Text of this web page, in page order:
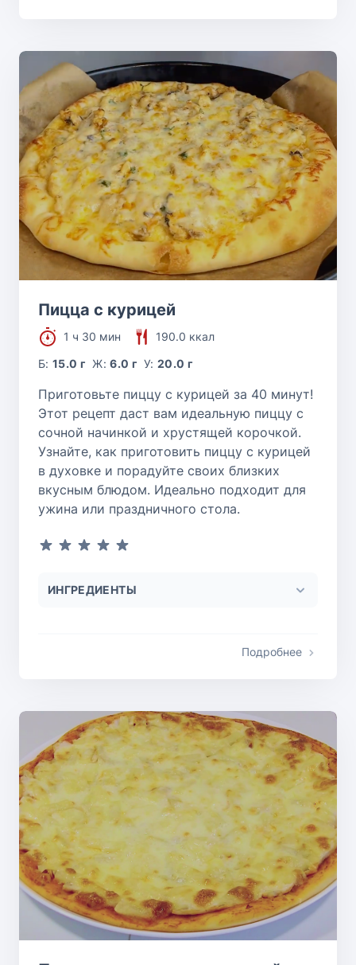
Пицца с курицей
1 ч 30 мин
190.0 ккал
Б:15.0 г Ж:6.0 г У:20.0 г
Приготовьте пиццу с курицей за 40 минут!
Этот рецепт даст вам идеальную пиццу с
сочной начинкой и хрустящей корочкой.
Узнайте, как приготовить пиццу с курицей
в духовке и порадуйте своих близких
вкусным блюдом. Идеально подходит для
ужина или праздничного стола.
ИНГРЕДИЕНТЫ
Подробнее